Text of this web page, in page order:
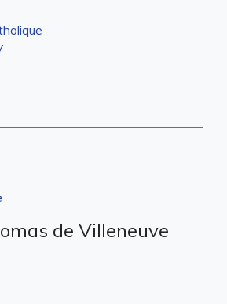
de Villeneuve